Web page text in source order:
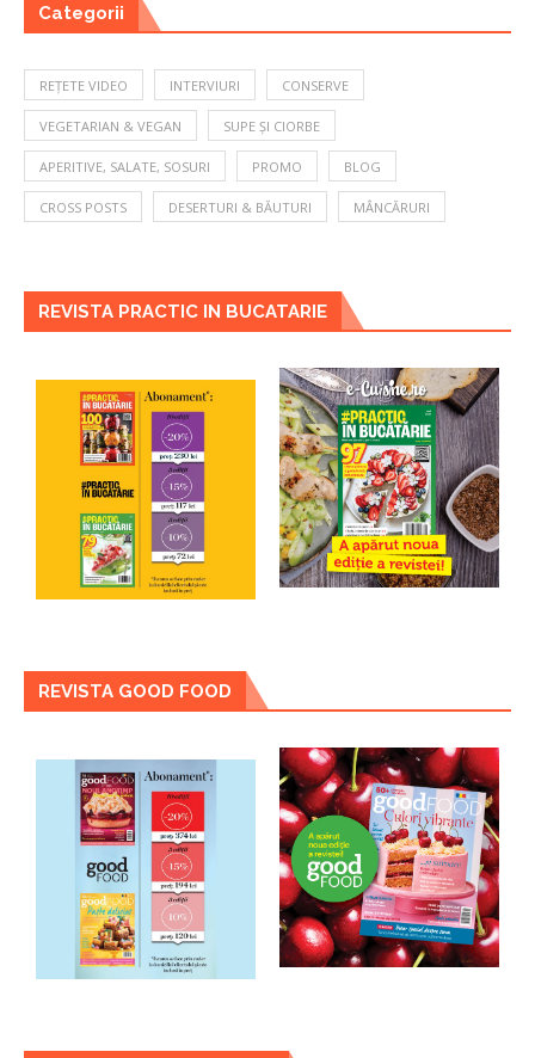
Categorii
REȚETE VIDEO INTERVIURI CONSERVE
VEGETARIAN & VEGAN SUPE ȘI CIORBE
APERITIVE, SALATE, SOSURI PROMO BLOG
CROSS POSTS DESERTURI & BĂUTURI MÂNCĂRURI
REVISTA PRACTIC IN BUCATARIE
REVISTA GOOD FOOD